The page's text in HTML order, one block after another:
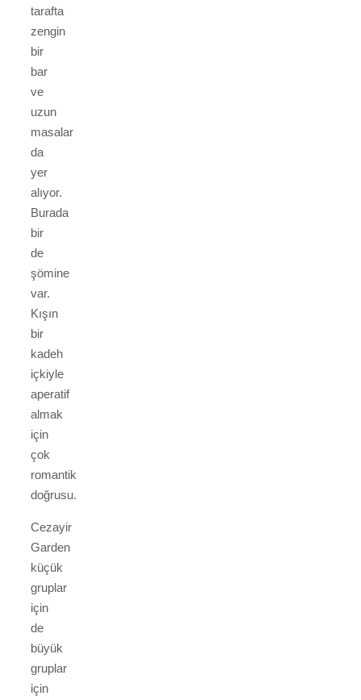
tarafta
zengin
bir
bar
ve
uzun
masalar
da
yer
alıyor.
Burada
bir
de
şömine
var.
Kışın
bir
kadeh
içkiyle
aperatif
almak
için
çok
romantik
doğrusu.
Cezayir
Garden
küçük
gruplar
için
de
büyük
gruplar
için